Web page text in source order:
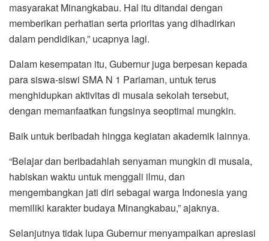
masyarakat Minangkabau. Hal itu ditandai dengan
memberikan perhatian serta prioritas yang dihadirkan
dalam pendidikan,” ucapnya lagi.
Dalam kesempatan itu, Gubernur juga berpesan kepada
para siswa-siswi SMA N 1 Pariaman, untuk terus
menghidupkan aktivitas di musala sekolah tersebut,
dengan memanfaatkan fungsinya seoptimal mungkin.
Baik untuk beribadah hingga kegiatan akademik lainnya.
“Belajar dan beribadahlah senyaman mungkin di musala,
habiskan waktu untuk menggali ilmu, dan
mengembangkan jati diri sebagai warga Indonesia yang
memiliki karakter budaya Minangkabau,” ajaknya.
Selanjutnya tidak lupa Gubernur menyampaikan apresiasi